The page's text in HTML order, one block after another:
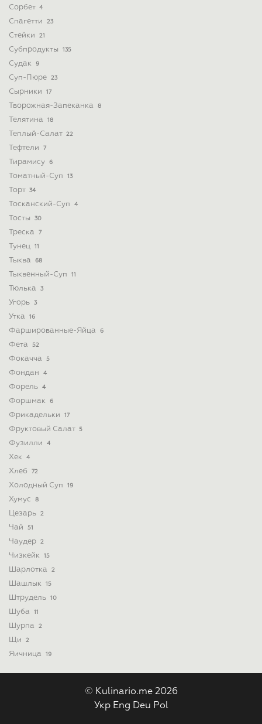
Сорбет 4
Спагетти 23
Стейки 21
Субпродукты 135
Судак 9
Суп-Пюре 23
Сырники 17
Творожная-Запеканка 8
Телятина 18
Теплый-Салат 22
Тефтели 7
Тирамису 6
Томатный-Суп 13
Торт 34
Тосканский-Суп 4
Тосты 30
Треска 7
Тунец 11
Тыква 68
Тыквенный-Суп 11
Тюлька 3
Угорь 3
Утка 16
Фаршированные-Яйца 6
Фета 52
Фокачча 5
Фондан 4
Форель 4
Форшмак 6
Фрикадельки 17
Фруктовый Салат 5
Фузилли 4
Хек 4
Хлеб 72
Холодный Суп 19
Хумус 8
Цезарь 2
Чай 51
Чаудер 2
Чизкейк 15
Шарлотка 2
Шашлык 15
Штрудель 10
Шуба 11
Шурпа 2
Щи 2
Яичница 19
© Kulinario.me 2026
Укр Eng Deu Pol